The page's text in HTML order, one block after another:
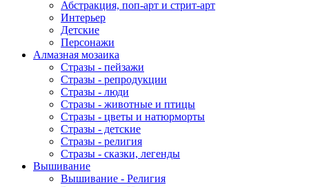
Абстракция, поп-арт и стрит-арт
Интерьер
Детские
Персонажи
Алмазная мозаика
Стразы - пейзажи
Стразы - репродукции
Стразы - люди
Стразы - животные и птицы
Стразы - цветы и натюрморты
Стразы - детские
Стразы - религия
Стразы - сказки, легенды
Вышивание
Вышивание - Религия